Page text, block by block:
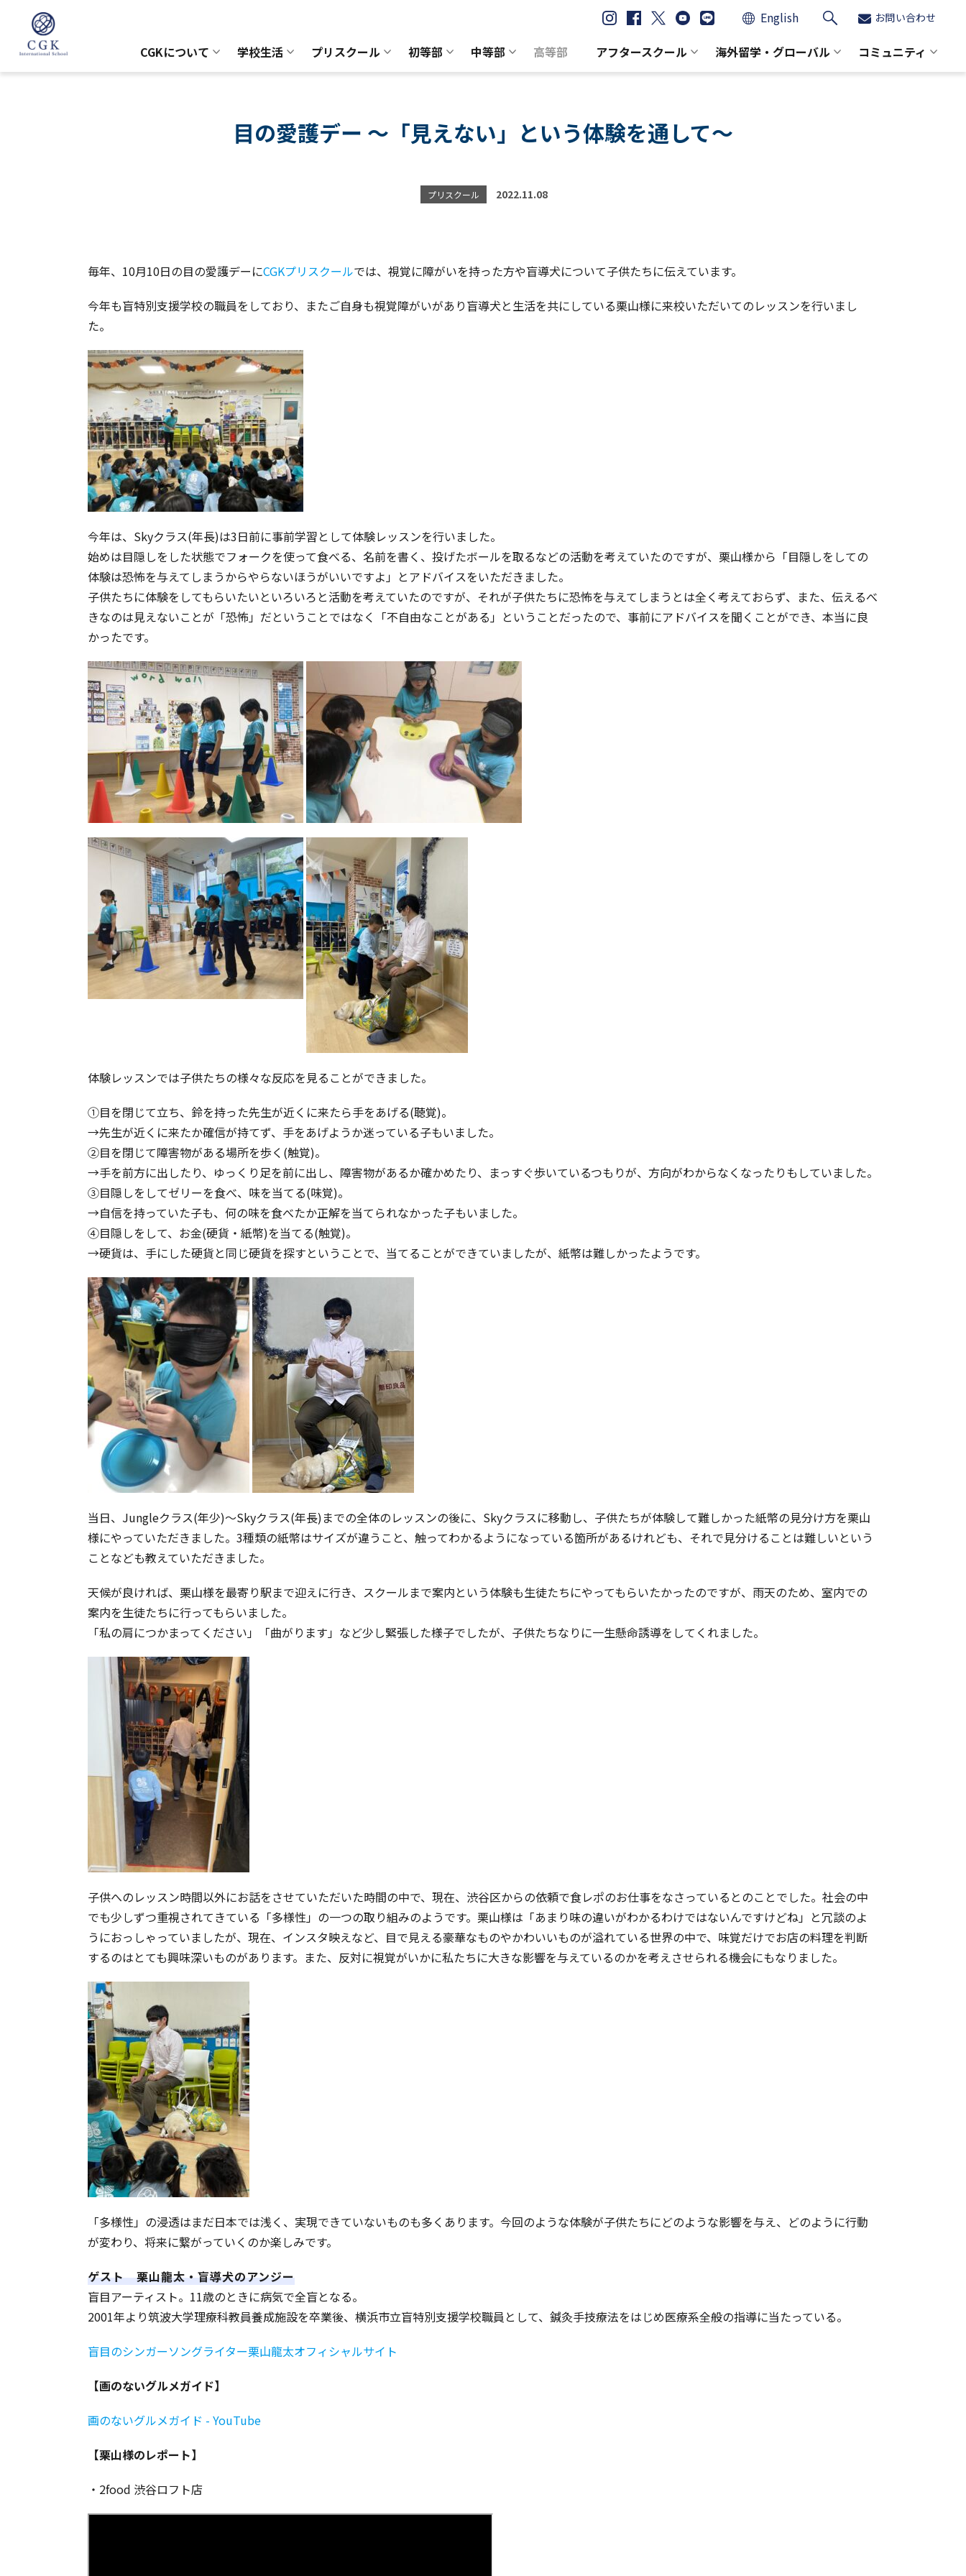
English お問い合わせ
CGKについて 学校生活 プリスクール 初等部 中等部 高等部 アフタースクール 海外留学・グローバル コミュニティ
目の愛護デー ～「見えない」という体験を通して～
プリスクール 2022.11.08
毎年、10月10日の目の愛護デーにCGKプリスクールでは、視覚に障がいを持った方や盲導犬について子供たちに伝えています。
今年も盲特別支援学校の職員をしており、またご自身も視覚障がいがあり盲導犬と生活を共にしている栗山様に来校いただいてのレッスンを行いまし
た。
今年は、Skyクラス(年長)は3日前に事前学習として体験レッスンを行いました。
始めは目隠しをした状態でフォークを使って食べる、名前を書く、投げたボールを取るなどの活動を考えていたのですが、栗山様から「目隠しをしての
体験は恐怖を与えてしまうからやらないほうがいいですよ」とアドバイスをいただきました。
子供たちに体験をしてもらいたいといろいろと活動を考えていたのですが、それが子供たちに恐怖を与えてしまうとは全く考えておらず、また、伝えるべ
きなのは見えないことが「恐怖」だということではなく「不自由なことがある」ということだったので、事前にアドバイスを聞くことができ、本当に良
かったです。
体験レッスンでは子供たちの様々な反応を見ることができました。
①目を閉じて立ち、鈴を持った先生が近くに来たら手をあげる(聴覚)。
→先生が近くに来たか確信が持てず、手をあげようか迷っている子もいました。
②目を閉じて障害物がある場所を歩く(触覚)。
→手を前方に出したり、ゆっくり足を前に出し、障害物があるか確かめたり、まっすぐ歩いているつもりが、方向がわからなくなったりもしていました。
③目隠しをしてゼリーを食べ、味を当てる(味覚)。
→自信を持っていた子も、何の味を食べたか正解を当てられなかった子もいました。
④目隠しをして、お金(硬貨・紙幣)を当てる(触覚)。
→硬貨は、手にした硬貨と同じ硬貨を探すということで、当てることができていましたが、紙幣は難しかったようです。
当日、Jungleクラス(年少)～Skyクラス(年長)までの全体のレッスンの後に、Skyクラスに移動し、子供たちが体験して難しかった紙幣の見分け方を栗山
様にやっていただきました。3種類の紙幣はサイズが違うこと、触ってわかるようになっている箇所があるけれども、それで見分けることは難しいという
ことなども教えていただきました。
天候が良ければ、栗山様を最寄り駅まで迎えに行き、スクールまで案内という体験も生徒たちにやってもらいたかったのですが、雨天のため、室内での
案内を生徒たちに行ってもらいました。
「私の肩につかまってください」「曲がります」など少し緊張した様子でしたが、子供たちなりに一生懸命誘導をしてくれました。
子供へのレッスン時間以外にお話をさせていただいた時間の中で、現在、渋谷区からの依頼で食レポのお仕事をなさっているとのことでした。社会の中
でも少しずつ重視されてきている「多様性」の一つの取り組みのようです。栗山様は「あまり味の違いがわかるわけではないんですけどね」と冗談のよ
うにおっしゃっていましたが、現在、インスタ映えなど、目で見える豪華なものやかわいいものが溢れている世界の中で、味覚だけでお店の料理を判断
するのはとても興味深いものがあります。また、反対に視覚がいかに私たちに大きな影響を与えているのかを考えさせられる機会にもなりました。
「多様性」の浸透はまだ日本では浅く、実現できていないものも多くあります。今回のような体験が子供たちにどのような影響を与え、どのように行動
が変わり、将来に繋がっていくのか楽しみです。
ゲスト 栗山龍太・盲導犬のアンジー
盲目アーティスト。11歳のときに病気で全盲となる。
2001年より筑波大学理療科教員養成施設を卒業後、横浜市立盲特別支援学校職員として、鍼灸手技療法をはじめ医療系全般の指導に当たっている。
盲目のシンガーソングライター栗山龍太オフィシャルサイト
【画のないグルメガイド】
画のないグルメガイド - YouTube
【栗山様のレポート】
・2food 渋谷ロフト店